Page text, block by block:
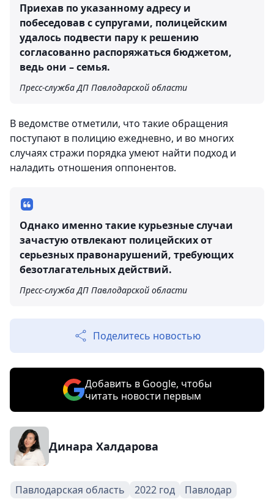
Приехав по указанному адресу и
побеседовав с супругами, полицейским
удалось подвести пару к решению
согласованно распоряжаться бюджетом,
ведь они – семья.
Пресс-служба ДП Павлодарской области
В ведомстве отметили, что такие обращения
поступают в полицию ежедневно, и во многих
случаях стражи порядка умеют найти подход и
наладить отношения оппонентов.
Однако именно такие курьезные случаи
зачастую отвлекают полицейских от
серьезных правонарушений, требующих
безотлагательных действий.
Пресс-служба ДП Павлодарской области
Поделитесь новостью
Добавить в Google, чтобы
читать новости первым
Динара Халдарова
Павлодарская область 2022 год Павлодар